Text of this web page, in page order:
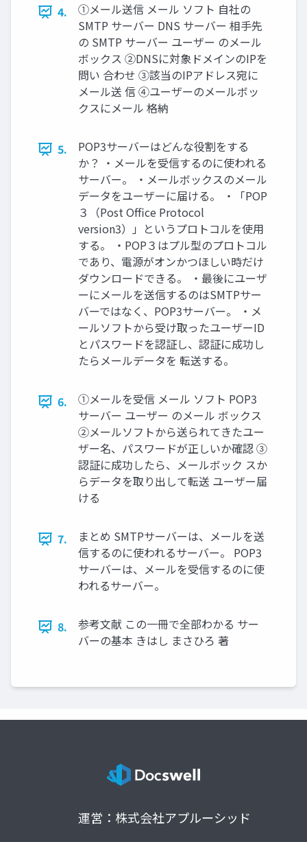
4.
①メール送信 メール ソフト 自社の
SMTP サーバー DNS サーバー 相手先
の SMTP サーバー ユーザー のメール
ボックス ②DNSに対象ドメインのIPを
問い 合わせ ③該当のIPアドレス宛に
メール送 信 ④ユーザーのメールボッ
クスにメール 格納
5.
POP3サーバーはどんな役割をする
か？ ・メールを受信するのに使われる
サーバー。 ・メールボックスのメール
データをユーザーに届ける。 ・「POP
３（Post Office Protocol
version3）」というプロトコルを使用
する。 ・POP３はプル型のプロトコル
であり、電源がオンかつほしい時だけ
ダウンロードできる。 ・最後にユーザ
ーにメールを送信するのはSMTPサー
バーではなく、POP3サーバー。 ・メ
ールソフトから受け取ったユーザーID
とパスワードを認証し、認証に成功し
たらメールデータを 転送する。
6.
①メールを受信 メール ソフト POP3
サーバー ユーザー のメール ボックス
②メールソフトから送られてきたユー
ザー名、パスワードが正しいか確認 ③
認証に成功したら、メールボック スか
らデータを取り出して転送 ユーザー届
ける
7.
まとめ SMTPサーバーは、メールを送
信するのに使われるサーバー。 POP3
サーバーは、メールを受信するのに使
われるサーバー。
8.
参考文献 この一冊で全部わかる サー
バーの基本 きはし まさひろ 著
運営：株式会社アプルーシッド